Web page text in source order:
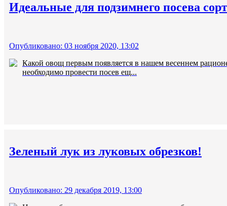
Идеальные для подзимнего посева
Опубликовано: 03 ноября 2020, 13:02
Какой овощ первым появляется в нашем весеннем
необходимо провести посев ещ...
Зеленый лук из луковых обрезков!
Опубликовано: 29 декабря 2019, 13:00